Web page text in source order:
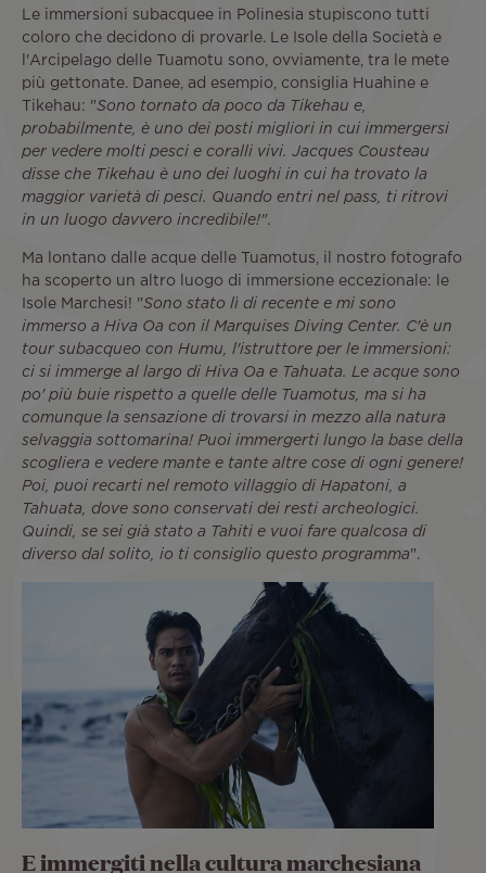
Le immersioni subacquee in Polinesia stupiscono tutti
coloro che decidono di provarle. Le Isole della Società e
l'Arcipelago delle Tuamotu sono, ovviamente, tra le mete
più gettonate. Danee, ad esempio, consiglia Huahine e
Tikehau: "Sono tornato da poco da Tikehau e,
probabilmente, è uno dei posti migliori in cui immergersi
per vedere molti pesci e coralli vivi. Jacques Cousteau
disse che Tikehau è uno dei luoghi in cui ha trovato la
maggior varietà di pesci. Quando entri nel pass, ti ritrovi
in un luogo davvero incredibile!".
Ma lontano dalle acque delle Tuamotus, il nostro fotografo
ha scoperto un altro luogo di immersione eccezionale: le
Isole Marchesi! "Sono stato lì di recente e mi sono
immerso a Hiva Oa con il Marquises Diving Center. C'è un
tour subacqueo con Humu, l'istruttore per le immersioni:
ci si immerge al largo di Hiva Oa e Tahuata. Le acque sono
po' più buie rispetto a quelle delle Tuamotus, ma si ha
comunque la sensazione di trovarsi in mezzo alla natura
selvaggia sottomarina! Puoi immergerti lungo la base della
scogliera e vedere mante e tante altre cose di ogni genere!
Poi, puoi recarti nel remoto villaggio di Hapatoni, a
Tahuata, dove sono conservati dei resti archeologici.
Quindi, se sei già stato a Tahiti e vuoi fare qualcosa di
diverso dal solito, io ti consiglio questo programma".
E immergiti nella cultura marchesiana